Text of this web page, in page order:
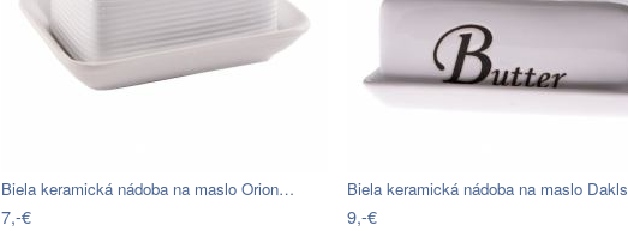
Biela keramická nádoba na maslo Orion…
7,-€
Biela keramická nádoba na maslo Dakls
9,-€